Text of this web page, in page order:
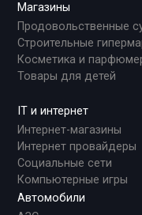
Магазины
Продовольственные
Строительные
Косметика и
Товары для детей
IT и интернет
Интернет-магазины
Интернет провайдеры
Социальные сети
Компьютерные игры
Автомобили